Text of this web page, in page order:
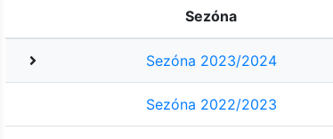
Sezóna
Sezóna 2023/2024
Sezóna 2022/2023